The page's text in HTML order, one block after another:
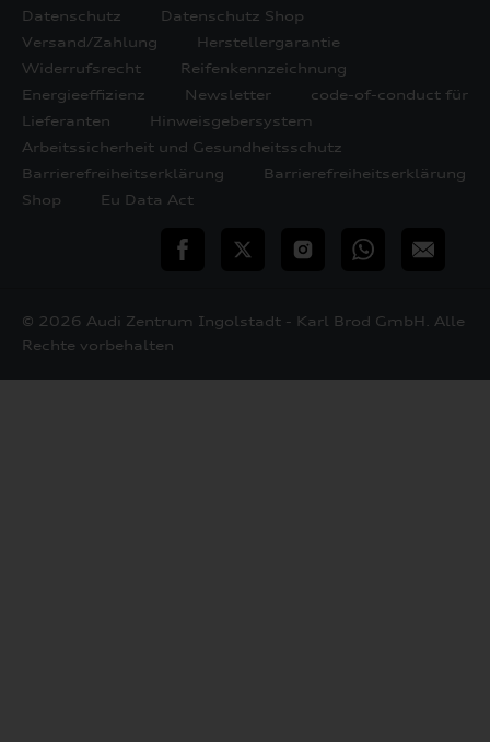
Datenschutz
Datenschutz Shop
Versand/Zahlung
Herstellergarantie
Widerrufsrecht
Reifenkennzeichnung
Energieeffizienz
Newsletter
code-of-conduct für
Lieferanten
Hinweisgebersystem
Arbeitssicherheit und Gesundheitsschutz
Barrierefreiheitserklärung
Barrierefreiheitserklärung
Shop
Eu Data Act
teilen Twitter InstagramWhatsApp
E-
© 2026 Audi Zentrum Ingolstadt - Karl Brod GmbH. Alle
Rechte vorbehalten